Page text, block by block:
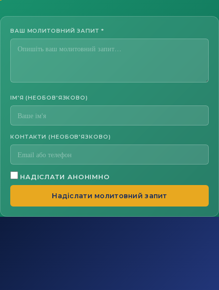
ВАШ МОЛИТОВНИЙ ЗАПИТ *
ІМ'Я (НЕОБОВ'ЯЗКОВО)
КОНТАКТИ (НЕОБОВ'ЯЗКОВО)
НАДІСЛАТИ АНОНІМНО
Надіслати молитовний запит